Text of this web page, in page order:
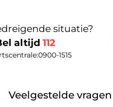
situatie?
altijd 112
0900-1515
Veelgestelde vragen